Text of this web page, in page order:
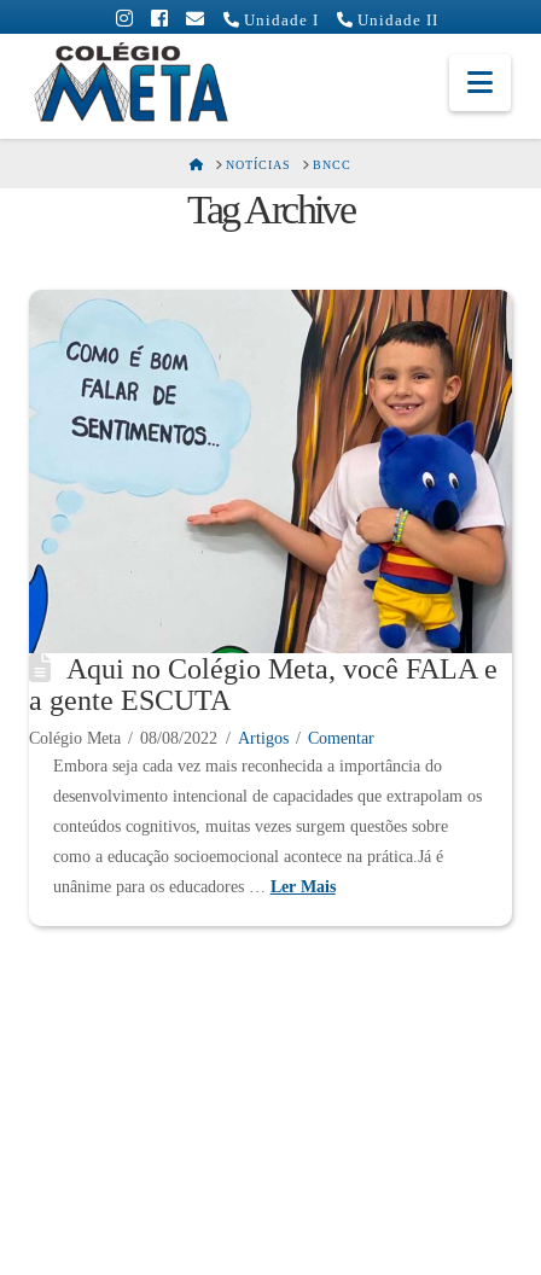
Unidade I Unidade II
Colégio
Meta
HOMENOTÍCIAS BNCC
Tag Archive
Aqui no Colégio Meta, você FALA e
a gente ESCUTA
Colégio Meta 08/08/2022 Artigos
Comentar
Embora seja cada vez mais reconhecida a importância do
desenvolvimento intencional de capacidades que extrapolam os
conteúdos cognitivos, muitas vezes surgem questões sobre
como a educação socioemocional acontece na prática.Já é
unânime para os educadores … Ler Mais